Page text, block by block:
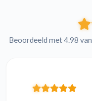
Beoordeeld met 4.98